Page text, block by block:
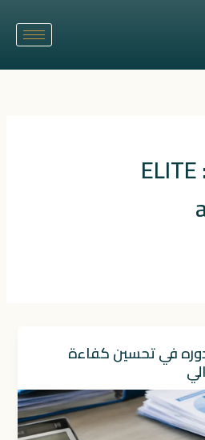
اسم الكاتب: ELITE
في تحسين كفاءة